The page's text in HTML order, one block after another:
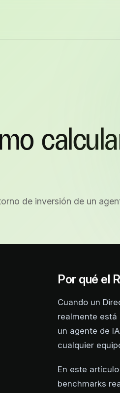
de inversión de un
Por qué el
Cuando un
realmente está
un agente de
cualquier
En este
benchmarks